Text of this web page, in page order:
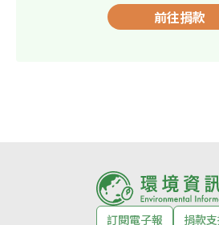
前往捐款
訂閱電子報
捐款